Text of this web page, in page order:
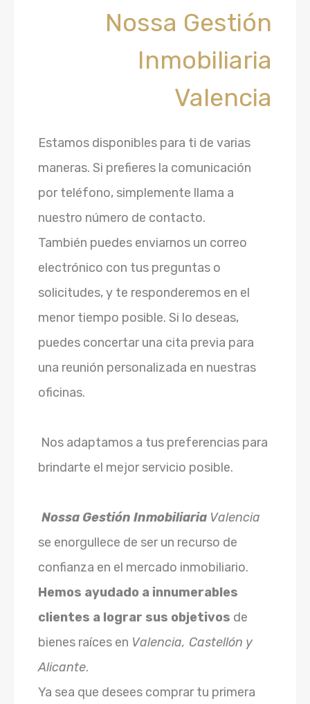
Nossa Gestión
Inmobiliaria
Valencia
Estamos disponibles para ti de varias
maneras. Si prefieres la comunicación
por teléfono, simplemente llama a
nuestro número de contacto.
También puedes enviarnos un correo
electrónico con tus preguntas o
solicitudes, y te responderemos en el
menor tiempo posible. Si lo deseas,
puedes concertar una cita previa para
una reunión personalizada en nuestras
oficinas.
Nos adaptamos a tus preferencias para
brindarte el mejor servicio posible.
Nossa Gestión Inmobiliaria Valencia
se enorgullece de ser un recurso de
confianza en el mercado inmobiliario.
Hemos ayudado a innumerables
clientes a lograr sus objetivos de
bienes raíces en Valencia, Castellón y
Alicante.
Ya sea que desees comprar tu primera